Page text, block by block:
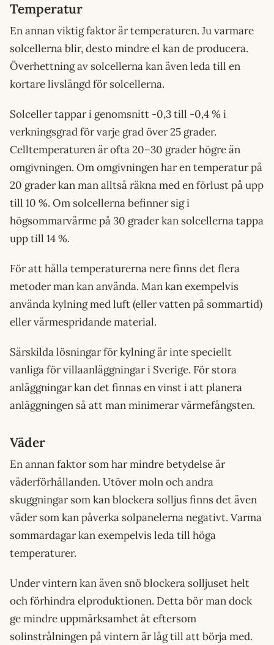
Temperatur
En annan viktig faktor är temperaturen. Ju varmare
solcellerna blir, desto mindre el kan de producera.
Överhettning av solcellerna kan även leda till en
kortare livslängd för solcellerna.
Solceller tappar i genomsnitt -0,3 till -0,4 % i
verkningsgrad för varje grad över 25 grader.
Celltemperaturen är ofta 20–30 grader högre än
omgivningen. Om omgivningen har en temperatur på
20 grader kan man alltså räkna med en förlust på upp
till 10 %. Om solcellerna befinner sig i
högsommarvärme på 30 grader kan solcellerna tappa
upp till 14 %.
För att hålla temperaturerna nere finns det flera
metoder man kan använda. Man kan exempelvis
använda kylning med luft (eller vatten på sommartid)
eller värmespridande material.
Särskilda lösningar för kylning är inte speciellt
vanliga för villaanläggningar i Sverige. För stora
anläggningar kan det finnas en vinst i att planera
anläggningen så att man minimerar värmefångsten.
Väder
En annan faktor som har mindre betydelse är
väderförhållanden. Utöver moln och andra
skuggningar som kan blockera solljus finns det även
väder som kan påverka solpanelerna negativt. Varma
sommardagar kan exempelvis leda till höga
temperaturer.
Under vintern kan även snö blockera solljuset helt
och förhindra elproduktionen. Detta bör man dock
ge mindre uppmärksamhet åt eftersom
solinstrålningen på vintern är låg till att börja med.